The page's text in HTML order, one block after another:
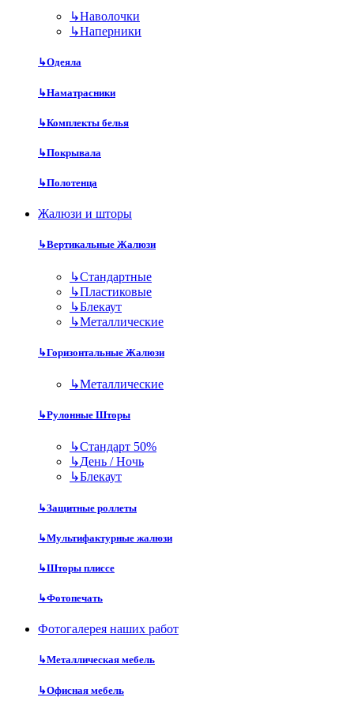
↳Наволочки
↳Наперники
↳Одеяла
↳Наматрасники
↳Комплекты белья
↳Покрывала
↳Полотенца
Жалюзи и шторы
↳Вертикальные Жалюзи
↳Стандартные
↳Пластиковые
↳Блекаут
↳Металлические
↳Горизонтальные Жалюзи
↳Металлические
↳Рулонные Шторы
↳Стандарт 50%
↳День / Ночь
↳Блекаут
↳Защитные роллеты
↳Мультифактурные жалюзи
↳Шторы плиссе
↳Фотопечать
Фотогалерея наших работ
↳Металлическая мебель
↳Офисная мебель